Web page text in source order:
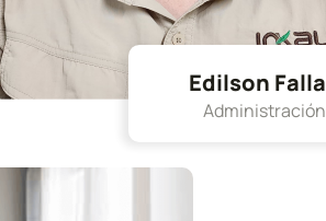
Edilson Falla
Administración